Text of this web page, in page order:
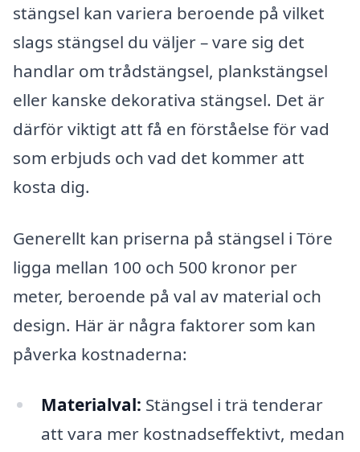
stängsel kan variera beroende på vilket
slags stängsel du väljer – vare sig det
handlar om trådstängsel, plankstängsel
eller kanske dekorativa stängsel. Det är
därför viktigt att få en förståelse för vad
som erbjuds och vad det kommer att
kosta dig.
Generellt kan priserna på stängsel i Töre
ligga mellan 100 och 500 kronor per
meter, beroende på val av material och
design. Här är några faktorer som kan
påverka kostnaderna:
Materialval: Stängsel i trä tenderar
att vara mer kostnadseffektivt, medan